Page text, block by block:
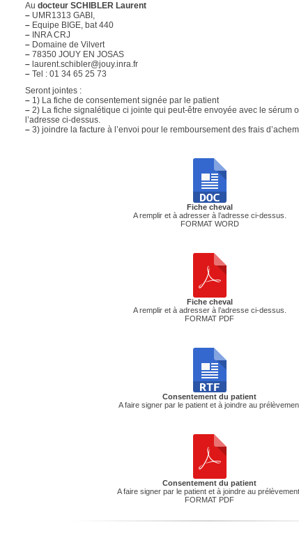
Au docteur SCHIBLER Laurent
–UMR1313 GABI,
–Equipe BIGE, bat 440
–INRA CRJ
–Domaine de Vilvert
–78350 JOUY EN JOSAS
–laurent.schibler@jouy.inra.fr
–Tel : 01 34 65 25 73
Seront jointes :
–1) La fiche de consentement signée par le patient
–2) La fiche signalétique ci jointe qui peut-être envoyée avec le sérum
l’adresse ci-dessus.
–3) joindre la facture à l’envoi pour le remboursement des frais
Fiche cheval
A remplir et à adresser à l’adresse ci-dessus.
FORMAT WORD
Fiche cheval
A remplir et à adresser à l’adresse ci-dessus.
FORMAT PDF
Consentement du patient
A faire signer par le patient et à joindre au
Consentement du patient
A faire signer par le patient et à joindre au
FORMAT PDF